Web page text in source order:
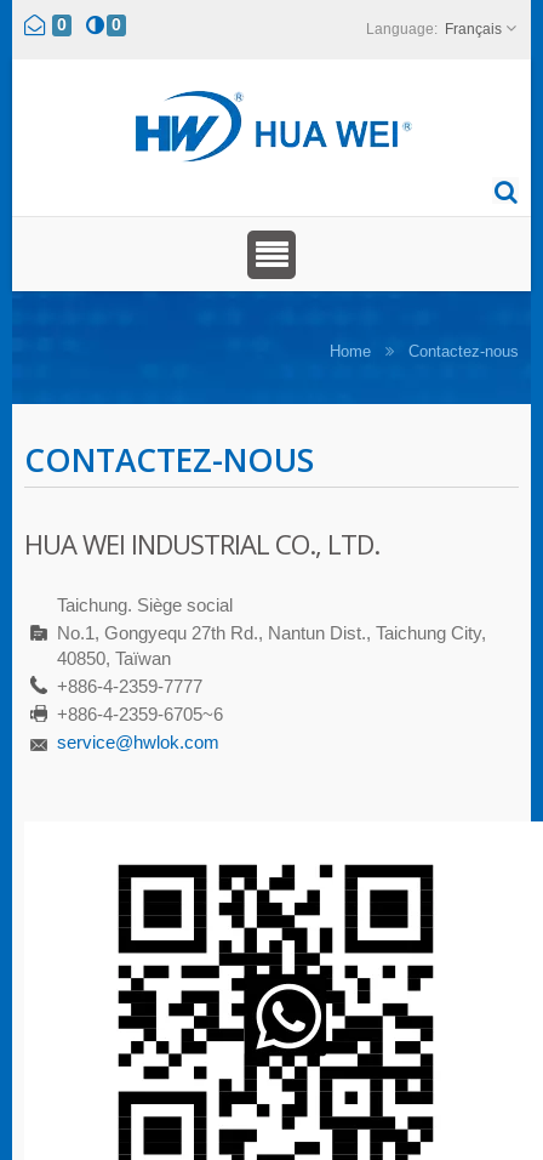
0 0 Français
Home Contactez-nous
CONTACTEZ-NOUS
HUA WEI INDUSTRIAL CO., LTD.
Taichung. Siège social
No.1, Gongyequ 27th Rd., Nantun Dist., Taichung City,
40850, Taïwan
+886-4-2359-7777
+886-4-2359-6705~6
service@hwlok.com